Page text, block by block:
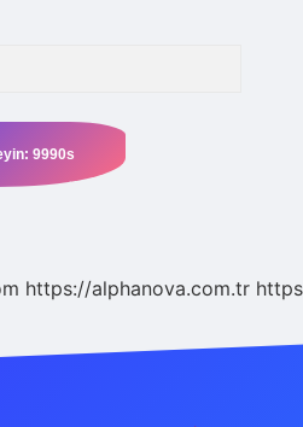
https://alphanova.com.tr